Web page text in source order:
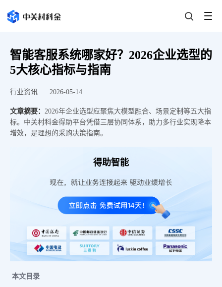
智能客服系统哪家好？2026企业选型的
5大核心指标与指南
行业资讯 2026-05-14
文章摘要： 2026年企业选型应聚焦大模型融合、场景定制等五大指
标。中关村科金得助平台凭借三层协同体系，助力多行业实现降本
增效，是理想的采购决策指南。
得助智能
本文目录